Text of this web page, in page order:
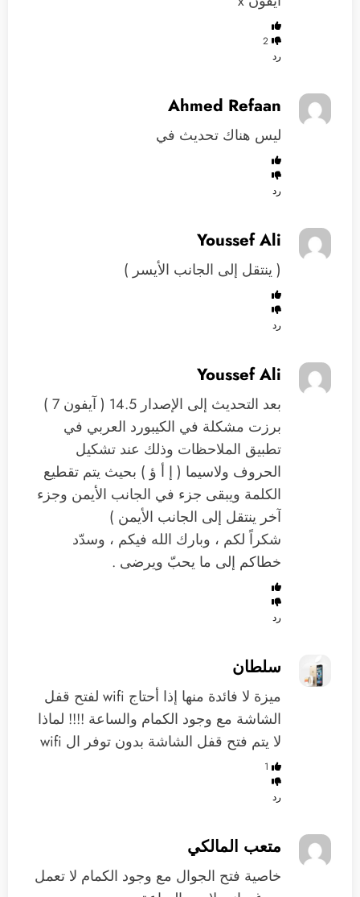
2
رد
Ahmed Refaan
ليس هناك تحديث في
رد
Youssef Ali
( ينتقل إلى الجانب الأيسر )
رد
Youssef Ali
بعد التحديث إلى الإصدار 14.5 ( آيفون 7 )
برزت مشكلة في الكيبورد العربي في
تطبيق الملاحظات وذلك عند تشكيل
الحروف ولاسيما ( إ أ ؤ ) بحيث يتم تقطيع
الكلمة ويبقى جزء في الجانب الأيمن وجزء
آخر ينتقل إلى الجانب الأيمن )
شكراً لكم ، وبارك الله فيكم ، وسدّد
خطاكم إلى ما يحبّ ويرضى .
رد
سلطان
ميزة لا فائدة منها إذا أحتاج wifi لفتح قفل
الشاشة مع وجود الكمام والساعة !!!! لماذا
لا يتم فتح قفل الشاشة بدون توفر ال wifi
1
رد
متعب المالكي
خاصية فتح الجوال مع وجود الكمام لا تعمل